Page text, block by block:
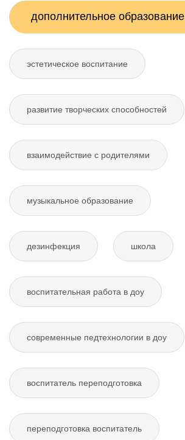
дополнительное образование
эстетическое воспитание
развитие творческих способностей
взаимодействие с родителями
музыкальное образование
дезинфекция школа
воспитательная работа в доу
современные педтехнологии в доу
воспитатель переподготовка
переподготовка воспитатель